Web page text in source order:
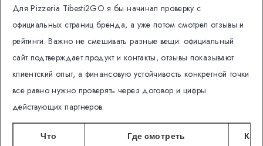
Для Pizzeria Tibesti2GO я бы начинал проверку с
официальных страниц бренда, а уже потом смотрел отзывы и
рейтинги. Важно не смешивать разные вещи: официальный
сайт подтверждает продукт и контакты, отзывы показывают
клиентский опыт, а финансовую устойчивость конкретной точки
все равно нужно проверять через договор и цифры
действующих партнеров.
Что
Где смотреть
Как